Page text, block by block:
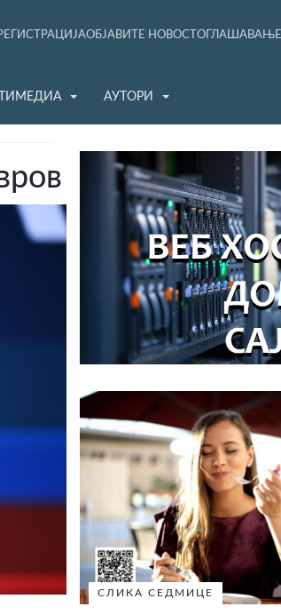
ОБЈАВИТЕ НОВОСТ ОГЛАШАВАЊЕ
АУТОРИ
СЛИКА СЕДМИЦЕ